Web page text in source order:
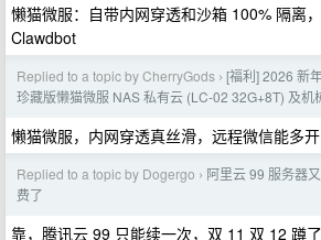
懒猫微服：自带内网穿透和沙箱 100% 隔离
Clawdbot
Replied to a topic by CherryGods › [福利] 2026 新
珍藏版懒猫微服 NAS 私有云 (LC-02 32G+8T) 及机
懒猫微服，内网穿透真丝滑，远程微信能多开
Replied to a topic by Dogergo › 阿里云 99 服务器
费了
靠，腾讯云 99 只能续一次，双 11 双 12 蹲